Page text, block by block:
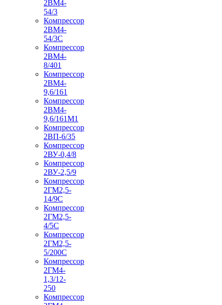
2ВМ4-
54/3
Компрессор
2ВМ4-
54/3С
Компрессор
2ВМ4-
8/401
Компрессор
2ВМ4-
9,6/161
Компрессор
2ВМ4-
9,6/161М1
Компрессор
2ВП-6/35
Компрессор
2ВУ-0,4/8
Компрессор
2ВУ-2,5/9
Компрессор
2ГМ2,5-
14/9С
Компрессор
2ГМ2,5-
4/5С
Компрессор
2ГМ2,5-
5/200С
Компрессор
2ГМ4-
1,3/12-
250
Компрессор